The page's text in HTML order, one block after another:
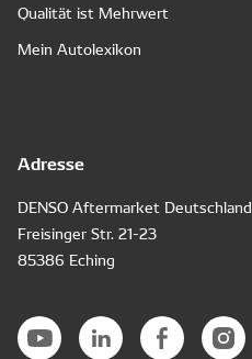
Qualität ist Mehrwert
Mein Autolexikon
Adresse
DENSO Aftermarket Deutschland
Freisinger Str. 21-23
85386 Eching